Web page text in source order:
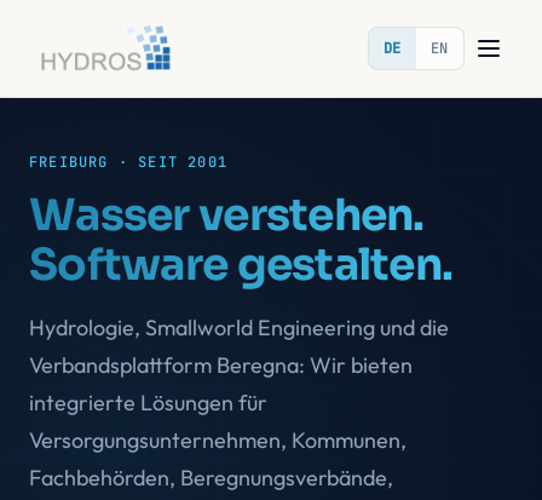
DE EN
FREIBURG · SEIT 2001
Wasser verstehen.
Software gestalten.
Hydrologie, Smallworld Engineering und die
Verbandsplattform Beregna: Wir bieten
integrierte Lösungen für
Versorgungsunternehmen, Kommunen,
Fachbehörden, Beregnungsverbände,